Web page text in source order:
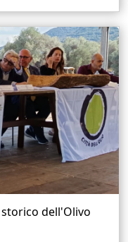
dell'Olivo